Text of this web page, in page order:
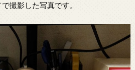
撮影した写真です。